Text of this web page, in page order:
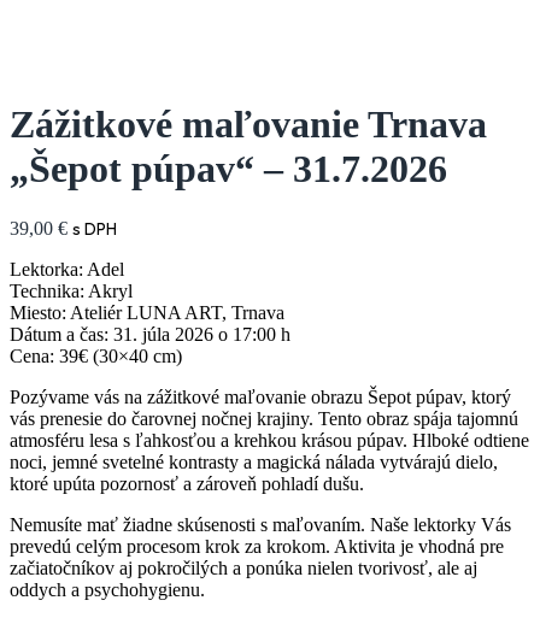
Zážitkové maľovanie Trnava
„Šepot púpav“ – 31.7.2026
39,00 € s DPH
Lektorka: Adel
Technika: Akryl
Miesto: Ateliér LUNA ART, Trnava
Dátum a čas: 31. júla 2026 o 17:00 h
Cena: 39€ (30×40 cm)
Pozývame vás na zážitkové maľovanie obrazu Šepot púpav, ktorý
vás prenesie do čarovnej nočnej krajiny. Tento obraz spája tajomnú
atmosféru lesa s ľahkosťou a krehkou krásou púpav. Hlboké odtiene
noci, jemné svetelné kontrasty a magická nálada vytvárajú dielo,
ktoré upúta pozornosť a zároveň pohladí dušu.
Nemusíte mať žiadne skúsenosti s maľovaním. Naše lektorky Vás
prevedú celým procesom krok za krokom. Aktivita je vhodná pre
začiatočníkov aj pokročilých a ponúka nielen tvorivosť, ale aj
oddych a psychohygienu.